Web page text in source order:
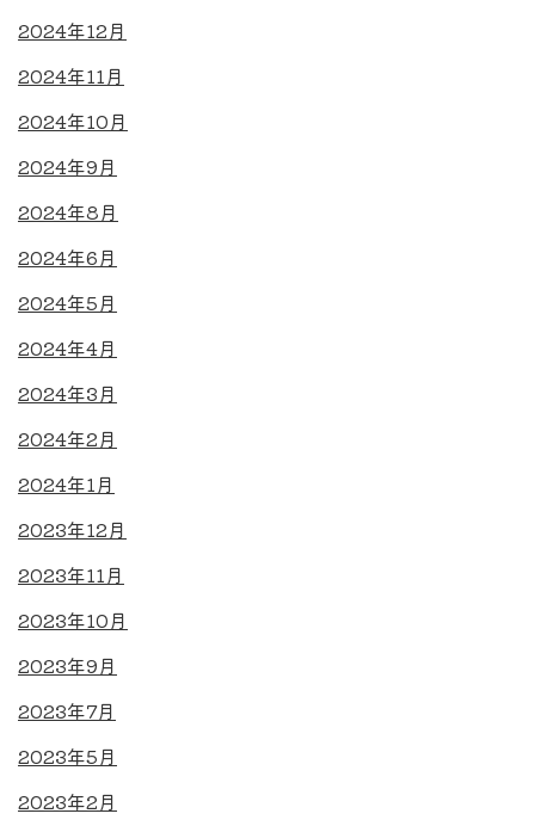
2024年12月
2024年11月
2024年10月
2024年9月
2024年8月
2024年6月
2024年5月
2024年4月
2024年3月
2024年2月
2024年1月
2023年12月
2023年11月
2023年10月
2023年9月
2023年7月
2023年5月
2023年2月